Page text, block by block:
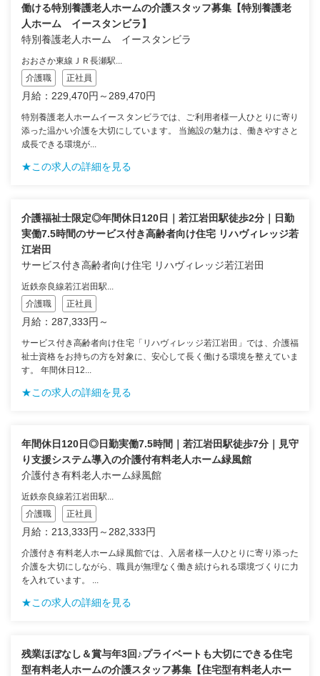
働ける特別養護老人ホームの介護スタッフ募集【特別養護老
人ホーム イースタンビラ】
特別養護老人ホーム イースタンビラ
おおさか東線ＪＲ長瀬駅...
介護職
正社員
月給：229,470円～289,470円
特別養護老人ホームイースタンビラでは、ご利用者様一人ひとりに寄り
添った温かい介護を大切にしています。 当施設の魅力は、働きやすさと
成長できる環境が...
★この求人の詳細を見る
介護福祉士限定◎年間休日120日｜若江岩田駅徒歩2分｜日勤
実働7.5時間のサービス付き高齢者向け住宅 リハヴィレッジ若
江岩田
サービス付き高齢者向け住宅 リハヴィレッジ若江岩田
近鉄奈良線若江岩田駅...
介護職
正社員
月給：287,333円～
サービス付き高齢者向け住宅「リハヴィレッジ若江岩田」では、介護福
祉士資格をお持ちの方を対象に、安心して長く働ける環境を整えていま
す。 年間休日12...
★この求人の詳細を見る
年間休日120日◎日勤実働7.5時間｜若江岩田駅徒歩7分｜見守
り支援システム導入の介護付有料老人ホーム緑風館
介護付き有料老人ホーム緑風館
近鉄奈良線若江岩田駅...
介護職
正社員
月給：213,333円～282,333円
介護付き有料老人ホーム緑風館では、入居者様一人ひとりに寄り添った
介護を大切にしながら、職員が無理なく働き続けられる環境づくりに力
を入れています。 ...
★この求人の詳細を見る
残業ほぼなし＆賞与年3回♪プライベートも大切にできる住宅
型有料老人ホームの介護スタッフ募集【住宅型有料老人ホー